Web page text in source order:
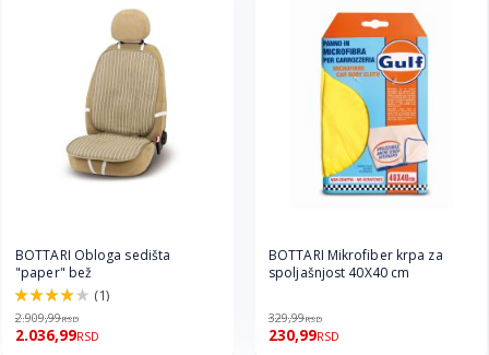
BOTTARI Obloga sedišta
"paper" bež
80.0%
(1)
2.909,99RSD
2.036,99RSD
BOTTARI Mikrofiber krpa za
spoljašnjost 40X40 cm
329,99RSD
230,99RSD